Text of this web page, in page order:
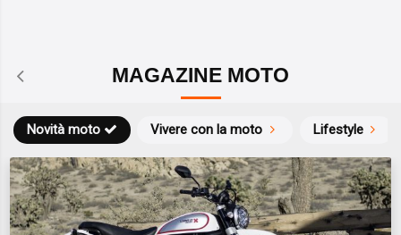
MAGAZINE MOTO
Novità moto Vivere con la moto Lifestyle